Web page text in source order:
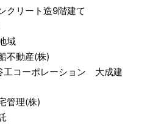
クリート造9階建て
域
不動産(株)
工コーポレーション 大成建
管理(株)